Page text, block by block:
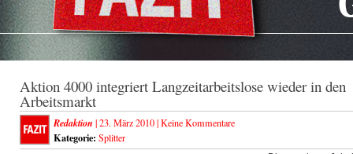
Aktion 4000 integriert Langzeitarbeitslose wieder in den
Arbeitsmarkt
Redaktion | 23. März 2010 |Keine Kommentare
Kategorie: Splitter